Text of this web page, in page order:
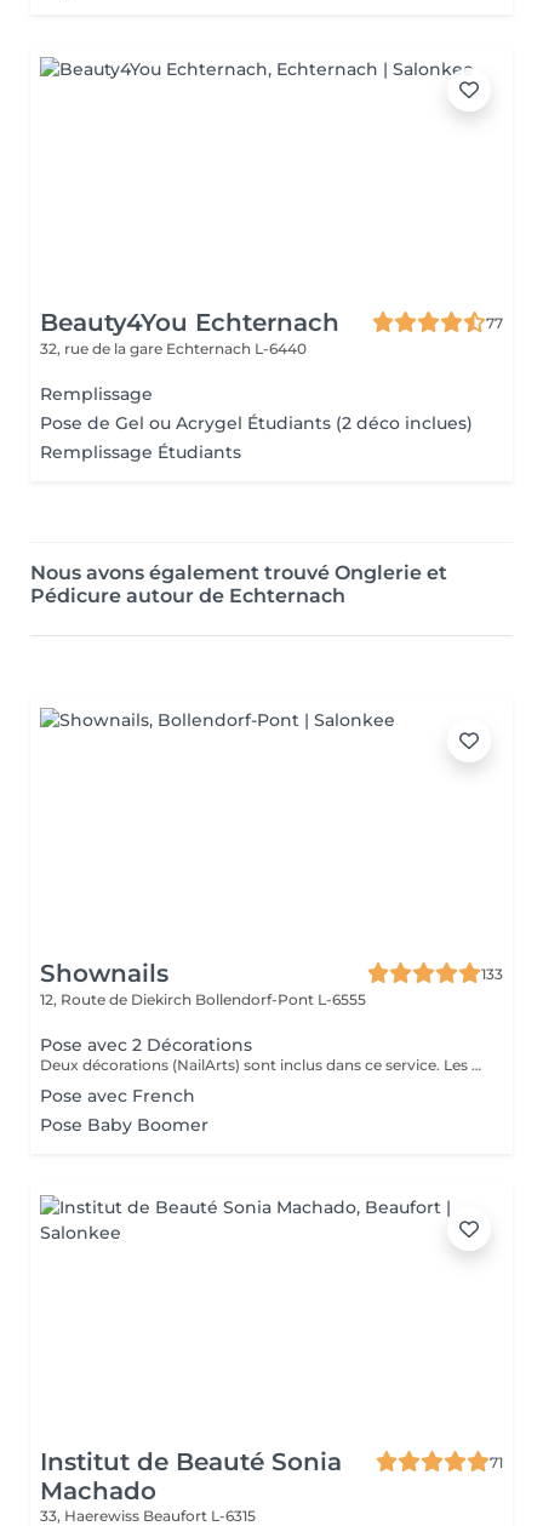
Beauty4You Echternach
77
32, rue de la gare Echternach L-6440
Remplissage
Pose de Gel ou Acrygel Étudiants (2 déco inclues)
Remplissage Étudiants
Nous avons également trouvé Onglerie et
Pédicure autour de Echternach
Shownails
133
12, Route de Diekirch Bollendorf-Pont L-6555
Pose avec 2 Décorations
Deux décorations (NailArts) sont inclus dans ce service. Les prix peuvent varier en fonction des décorations supplémentaires.
Pose avec French
Pose Baby Boomer
Institut de Beauté Sonia
Machado
71
33, Haerewiss Beaufort L-6315